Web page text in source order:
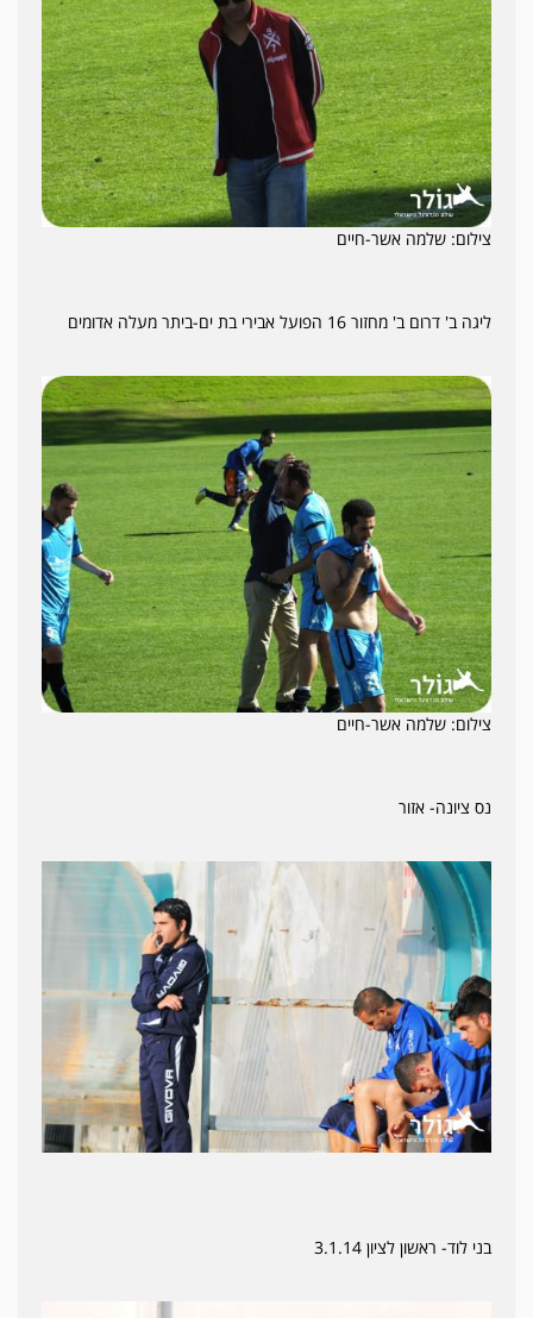
צילום: שלמה אשר-חיים
ליגה ב' דרום ב' מחזור 16 הפועל אבירי בת ים-ביתר מעלה אדומים
צילום: שלמה אשר-חיים
נס ציונה- אזור
בני לוד- ראשון לציון 3.1.14